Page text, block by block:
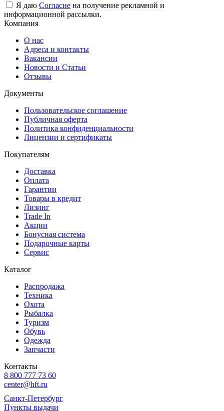
Я даю Согласие на получение рекламной и
информационной рассылки.
Компания
О нас
Адреса и контакты
Вакансии
Новости и Статьи
Отзывы
Документы
Пользовательское соглашение
Публичная оферта
Политика конфиденциальности
Лицензии и сертификаты
Покупателям
Доставка
Оплата
Гарантии
Товары в кредит
Лизинг
Trade In
Акции
Бонусная система
Подарочные карты
Сервис
Каталог
Распродажа
Техника
Охота
Рыбалка
Туризм
Обувь
Одежда
Запчасти
Контакты
8 800 777 73 60
center@hft.ru
Санкт-Петербург
Пункты выдачи